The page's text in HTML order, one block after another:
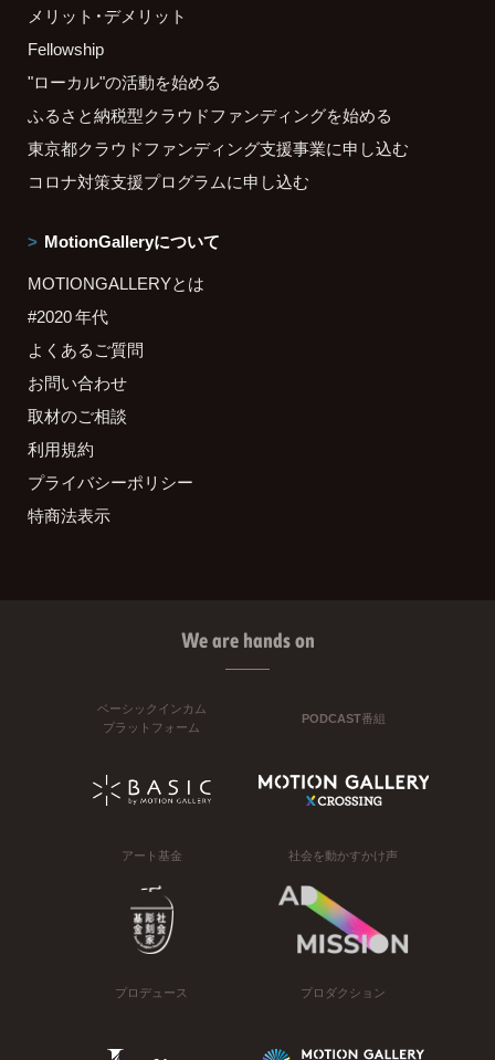
メリット・デメリット
Fellowship
"ローカル"の活動を始める
ふるさと納税型クラウドファンディングを始める
東京都クラウドファンディング支援事業に申し込む
コロナ対策支援プログラムに申し込む
MotionGalleryについて
MOTIONGALLERYとは
#2020 年代
よくあるご質問
お問い合わせ
取材のご相談
利用規約
プライバシーポリシー
特商法表示
We are hands on
ベーシックインカム
プラットフォーム
PODCAST番組
アート基金 社会を動かすかけ声
プロデュース プロダクション